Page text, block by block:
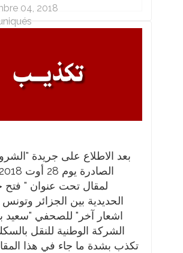
04, 2018
بعد الاطلاع على جريدة
لمقال تحت عنوان "
الحديدية بين الجزائر
اشعار آخر" للصحفي "سعيد
الشركة الوطنية للنقل
تكذب بشدة ما جاء في هذا